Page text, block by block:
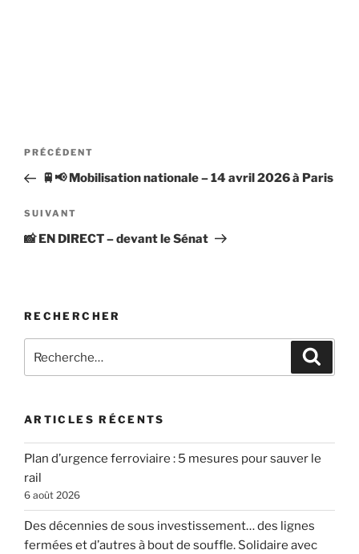
Navigation
l’article
Article
précédent
PRÉCÉDENT
🚆📢 Mobilisation nationale – 14 avril 2026 à Paris
Article
suivant
SUIVANT
📸 EN DIRECT – devant le Sénat
RECHERCHER
pour
ARTICLES RÉCENTS
Plan d’urgence ferroviaire : 5 mesures pour sauver le
rail
6 août 2026
Des décennies de sous investissement… des lignes
fermées et d’autres à bout de souffle. Solidaire avec